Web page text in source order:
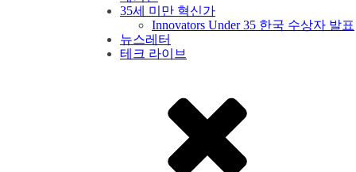
35세 미만 혁신가
Innovators Under 35 한국 수상자 발표
뉴스레터
테크 라이브